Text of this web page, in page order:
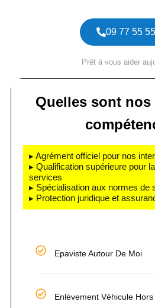
09 77 55
Prêt à vous aider
Quelles sont nos
▸ Agrément officiel pour nos
▸ Qualification supérieure pour
services
▸ Spécialisation aux normes de
▸ Protection juridique et
Epaviste Autour De Moi
Enlèvement Véhicule